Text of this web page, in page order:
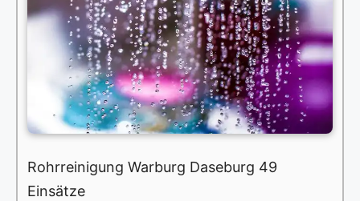
Rohrreinigung Warburg Daseburg 49
Einsätze